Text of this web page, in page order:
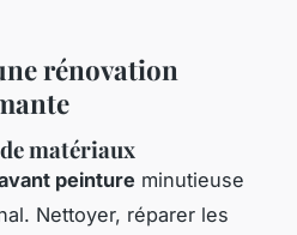
rénovation
matériaux
peinture minutieuse
Nettoyer, réparer les